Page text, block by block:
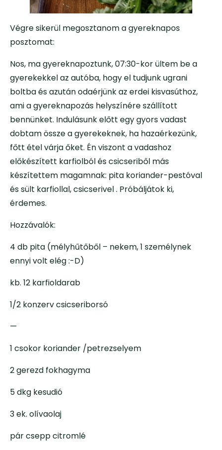
Végre sikerül megosztanom a gyereknapos
posztomat:
Nos, ma gyereknapoztunk, 07:30-kor ültem be a
gyerekekkel az autóba, hogy el tudjunk ugrani
boltba és azután odaérjünk az erdei kisvasúthoz,
ami a gyereknapozás helyszínére szállított
bennünket. Indulásunk előtt egy gyors vadast
dobtam össze a gyerekeknek, ha hazaérkezünk,
főtt étel várja őket. Én viszont a vadashoz
előkészített karfiolból és csicseriből más
készítettem magamnak: pita koriander-pestóval
és sült karfiollal, csicserivel . Próbáljátok ki,
érdemes.
Hozzávalók:
4 db pita (mélyhűtőből – nekem, 1 személynek
ennyi volt elég :-D)
kb. 12 karfioldarab
1/2 konzerv csicseriborsó
—
1 csokor koriander /petrezselyem
2 gerezd fokhagyma
5 dkg kesudió
3 ek. olívaolaj
pár csepp citromlé